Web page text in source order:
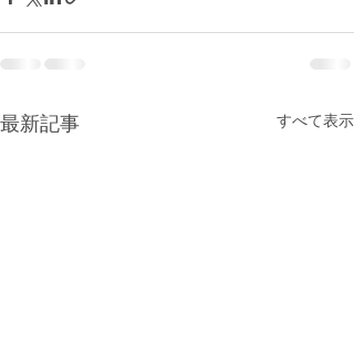
最新記事 すべて表示